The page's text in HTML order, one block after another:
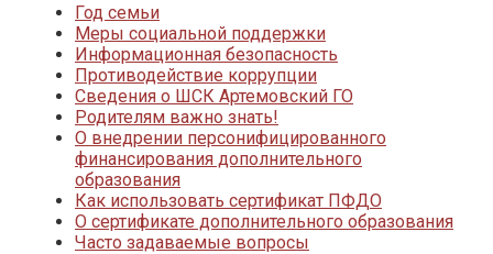
Год семьи
Меры социальной поддержки
Информационная безопасность
Противодействие коррупции
Сведения о ШСК Артемовский ГО
Родителям важно знать!
О внедрении персонифицированного
финансирования дополнительного
образования
Как использовать сертификат ПФДО
О сертификате дополнительного образования
Часто задаваемые вопросы